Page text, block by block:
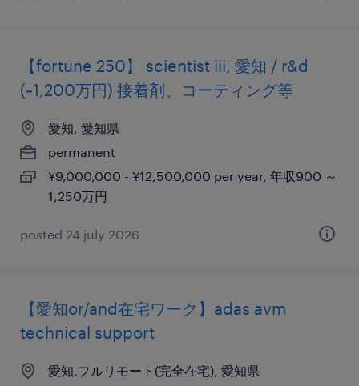
【fortune 250】 scientist iii, 愛知 / r&d
(~1,200万円) 接着剤、コーティング等
愛知, 愛知県
permanent
¥9,000,000 - ¥12,500,000 per year, 年収900 ～
1,250万円
posted 24 july 2026
【愛知or/and在宅ワーク】adas avm
technical support
愛知,フルリモート(完全在宅), 愛知県